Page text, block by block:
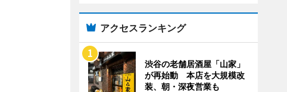
アクセスランキング
渋谷の老舗居酒屋「山家」
が再始動 本店を大規模改
装、朝・深夜営業も